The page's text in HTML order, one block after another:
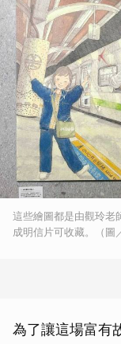
這些繪圖都是由觀玲老
成明信片可收藏。（圖
為了讓這場富有